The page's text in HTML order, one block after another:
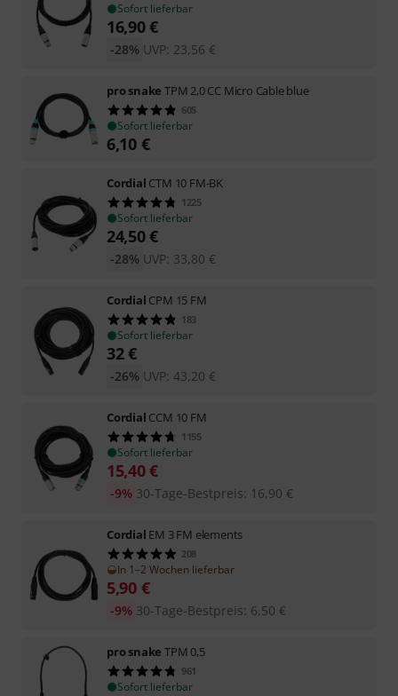
Sofort lieferbar
16,90€
UVP: 23,56 €
-28%
pro snake TPM 2,0 CC Micro Cable blue
605
Sofort lieferbar
6,10 €
Cordial CTM 10 FM-BK
1225
Sofort lieferbar
24,50€
UVP: 33,80 €
-28%
Cordial CPM 15 FM
183
Sofort lieferbar
32€
UVP: 43,20 €
-26%
Cordial CCM 10 FM
1155
Sofort lieferbar
15,40€
30-Tage-Bestpreis: 16,90 €
-9%
Cordial EM 3 FM elements
208
In 1–2 Wochen lieferbar
5,90 €
30-Tage-Bestpreis: 6,50 €
-9%
pro snake TPM 0,5
961
Sofort lieferbar